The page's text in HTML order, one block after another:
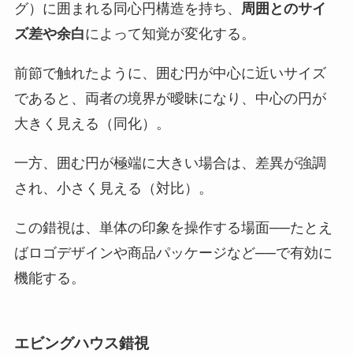
グ）に囲まれる同心円構造を持ち、 周囲とのサイ
ズ差や余白によって知覚が変化する。
前節で触れたように、囲む円が中心に近いサイズ
であると、両者の境界が曖昧になり、中心の円が
大きく見える（同化）。
一方、囲む円が極端に大きい場合は、差異が強調
され、小さく見える（対比）。
この錯視は、単体の印象を操作する場面──たとえ
ばロゴデザインや商品パッケージなど──で有効に
機能する。
エビングハウス錯視